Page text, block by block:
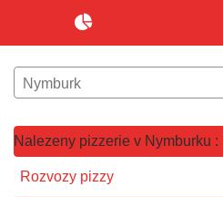
Nalezeny pizzerie v Nymburku :
Rozvozy pizzy